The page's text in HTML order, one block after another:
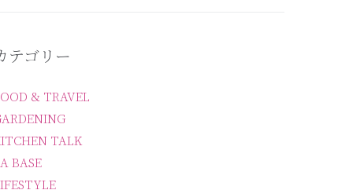
テゴリー
& TRAVEL
TALK
BASE